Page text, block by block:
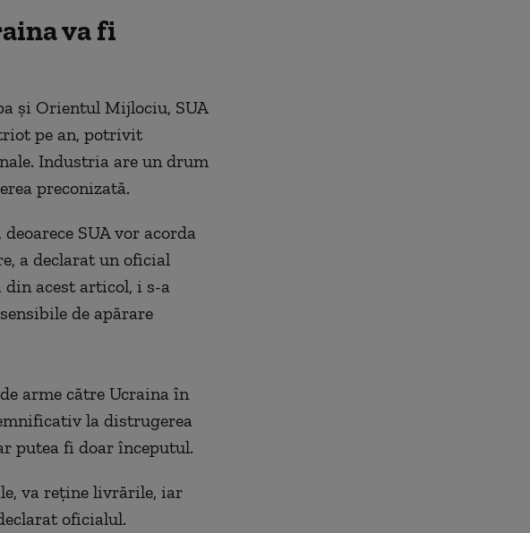
va fi
și Orientul Mijlociu, SUA
pe an, potrivit
Industria are un drum
preconizată.
SUA vor acorda
a declarat un oficial
acest articol, i s-a
de apărare
arme către Ucraina în
la distrugerea
putea fi doar începutul.
va reține livrările, iar
oficialul.